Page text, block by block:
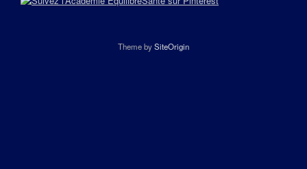
Theme bySiteOrigin